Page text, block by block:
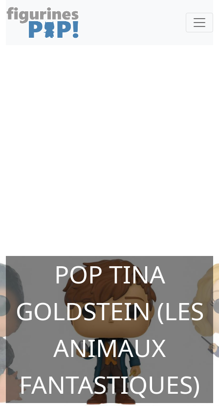
POP TINA
GOLDSTEIN (LES
ANIMAUX
FANTASTIQUES)